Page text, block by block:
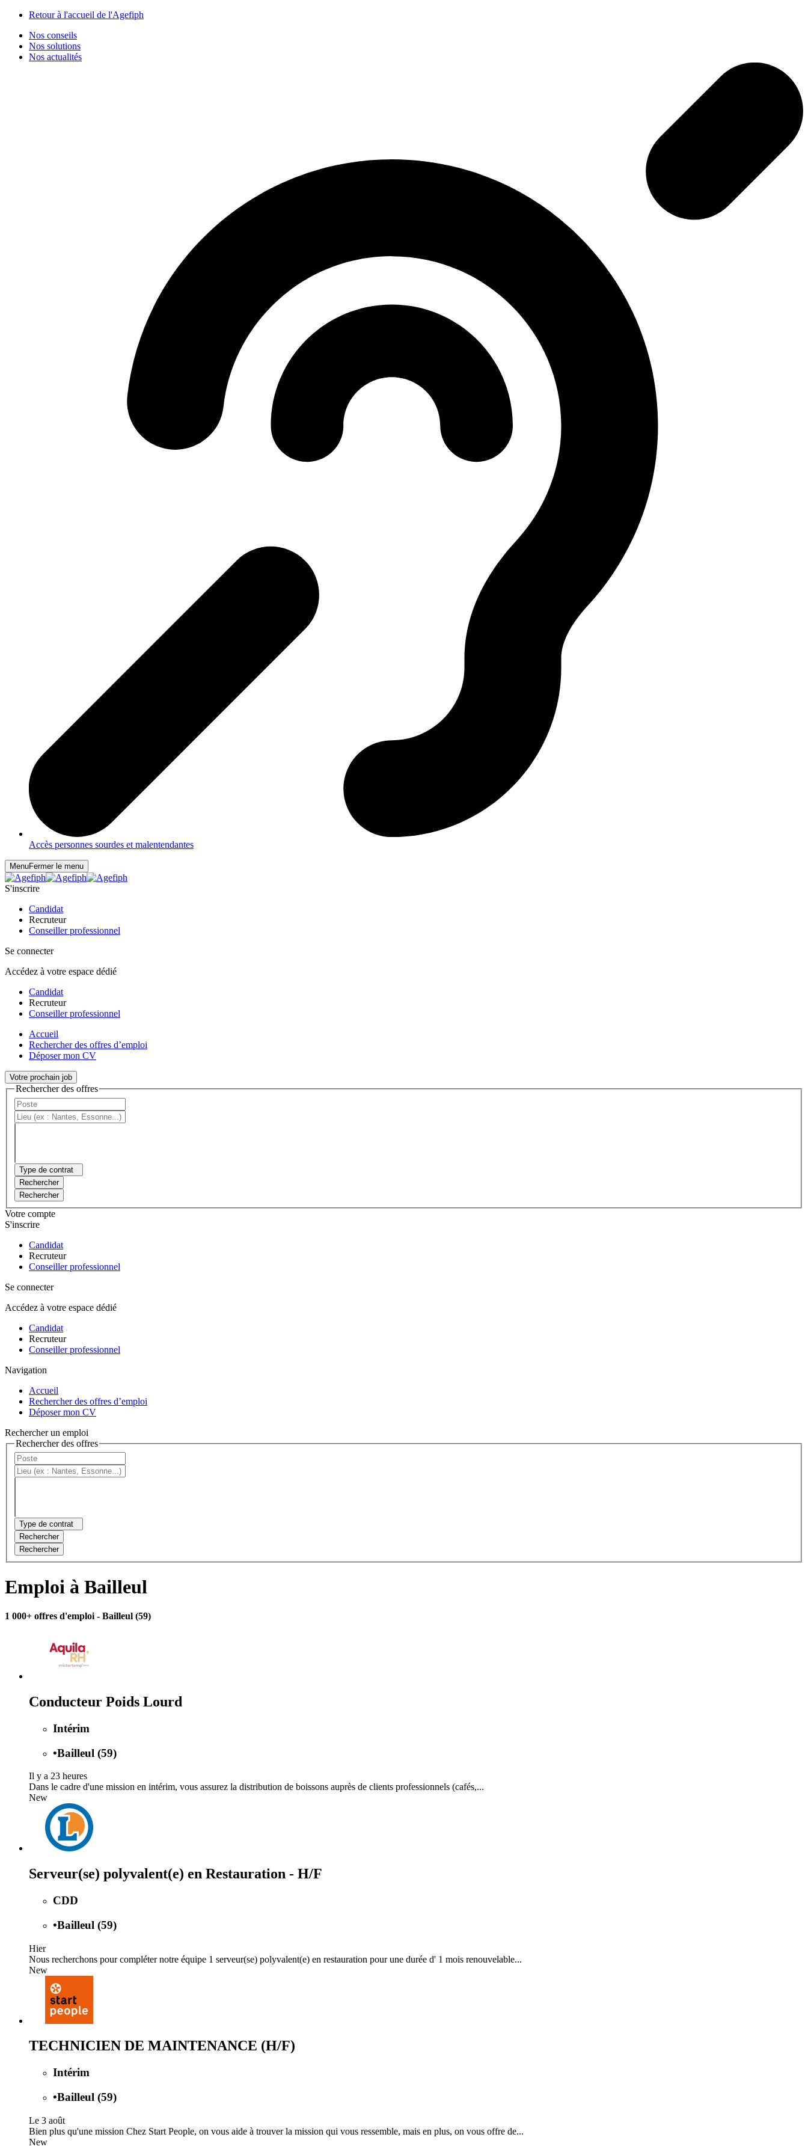
Retour à l'accueil de l'Agefiph
Nos conseils
Nos solutions
Nos actualités
Accès personnes sourdes et malentendantes
MenuFermer le menu
S'inscrire
Candidat
Recruteur
Conseiller professionnel
Se connecter
Accédez à votre espace dédié
Candidat
Recruteur
Conseiller professionnel
Accueil
Rechercher des offres d’emploi
Déposer mon CV
Votre prochain job
Rechercher des offres
Type de contrat
Rechercher
Rechercher
Votre compte
S'inscrire
Candidat
Recruteur
Conseiller professionnel
Se connecter
Accédez à votre espace dédié
Candidat
Recruteur
Conseiller professionnel
Navigation
Accueil
Rechercher des offres d’emploi
Déposer mon CV
Rechercher un emploi
Rechercher des offres
Type de contrat
Rechercher
Rechercher
Emploi à Bailleul
1 000+ offres d'emploi - Bailleul (59)
Conducteur Poids Lourd
Intérim
•Bailleul (59)
Il y a 23 heures
Dans le cadre d'une mission en intérim, vous assurez la distribution de boissons auprès de clients professionnels (cafés,...
New
Serveur(se) polyvalent(e) en Restauration - H/F
CDD
•Bailleul (59)
Hier
Nous recherchons pour compléter notre équipe 1 serveur(se) polyvalent(e) en restauration pour une durée d' 1 mois renouvelable...
New
TECHNICIEN DE MAINTENANCE (H/F)
Intérim
•Bailleul (59)
Le 3 août
Bien plus qu'une mission Chez Start People, on vous aide à trouver la mission qui vous ressemble, mais en plus, on vous offre de...
New